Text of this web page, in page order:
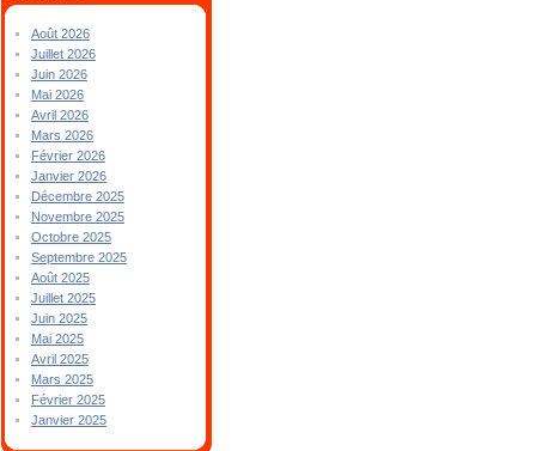
Août 2026
Juillet 2026
Juin 2026
Mai 2026
Avril 2026
Mars 2026
Février 2026
Janvier 2026
Décembre 2025
Novembre 2025
Octobre 2025
Septembre 2025
Août 2025
Juillet 2025
Juin 2025
Mai 2025
Avril 2025
Mars 2025
Février 2025
Janvier 2025